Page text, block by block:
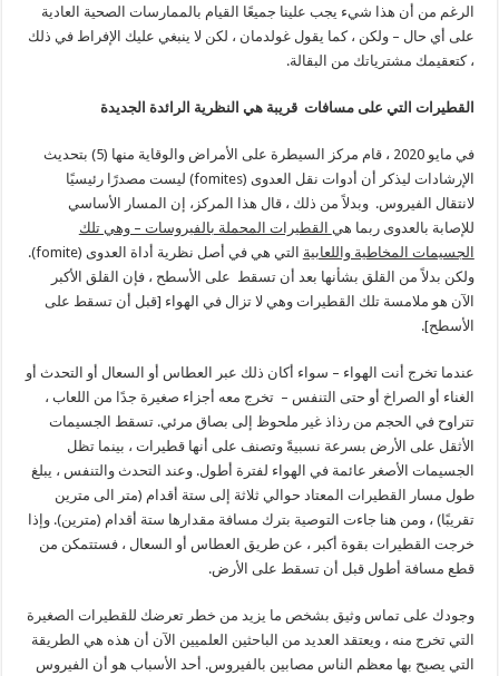
الرغم من أن هذا شيء يجب علينا جميعًا القيام بالممارسات الصحية العادية
على أي حال – ولكن ، كما يقول غولدمان ، لكن لا ينبغي عليك الإفراط في ذلك
، كتعقيمك مشترياتك من البقالة.
القطيرات التي على مسافات قريبة هي النظرية الرائدة الجديدة
في مايو 2020 ، قام مركز السيطرة على الأمراض والوقاية منها (5) بتحديث
الإرشادات ليذكر أن أدوات نقل العدوى (fomites) ليست مصدرًا رئيسيًا
لانتقال الفيروس. وبدلاً من ذلك ، قال هذا المركز، إن المسار الأساسي
للإصابة بالعدوى ربما هي القطيرات المحملة بالفيروسات – وهي تلك
الجسيمات المخاطية واللعابية
التي هي في أصل نظرية أداة العدوى (fomite).
ولكن بدلاً من القلق بشأنها بعد أن تسقط على الأسطح ، فإن القلق الأكبر
الآن هو ملامسة تلك القطيرات وهي لا تزال في الهواء [قبل أن تسقط على
الأسطح].
عندما تخرج أنت الهواء – سواء أكان ذلك عبر العطاس أو السعال أو التحدث أو
الغناء أو الصراخ أو حتى التنفس – تخرج معه أجزاء صغيرة جدًا من اللعاب ،
تتراوح في الحجم من رذاذ غير ملحوظ إلى بصاق مرئي. تسقط الجسيمات
الأثقل على الأرض بسرعة نسبيةً وتصنف على أنها قطيرات ، بينما تظل
الجسيمات الأصغر عائمة في الهواء لفترة أطول. وعند التحدث والتنفس ، يبلغ
طول مسار القطيرات المعتاد حوالي ثلاثة إلى ستة أقدام (متر الى مترين
تقريبًا) ، ومن هنا جاءت التوصية بترك مسافة مقدارها ستة أقدام (مترين). وإذا
خرجت القطيرات بقوة أكبر ، عن طريق العطاس أو السعال ، فستتمكن من
قطع مسافة أطول قبل أن تسقط على الأرض.
وجودك على تماس وثيق بشخص ما يزيد من خطر تعرضك للقطيرات الصغيرة
التي تخرج منه ، ويعتقد العديد من الباحثين العلميين الآن أن هذه هي الطريقة
التي يصبح بها معظم الناس مصابين بالفيروس. أحد الأسباب هو أن الفيروس